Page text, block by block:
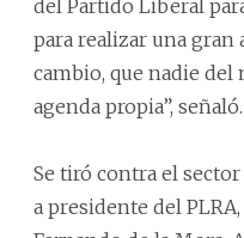
del Partido Liberal
para realizar una gran
cambio, que nadie
agenda propia”, señaló.
Se tiró contra el
a presidente del